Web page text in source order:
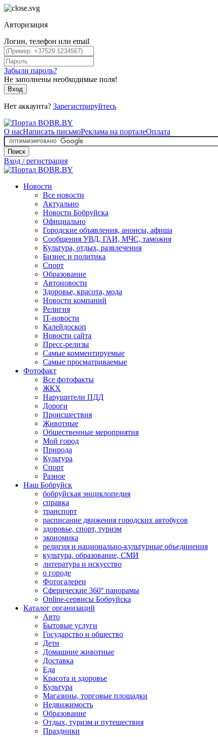
Авторизация
Логин, телефон или email
Забыли пароль?
Не заполнены необходимые поля!
Вход
Нет аккаунта? Зарегистрируйтесь
О насНаписать письмоРеклама на порталеОплата
Поиск
Вход / регистрация
Новости
Все новости
Актуально
Новости Бобруйска
Официально
Городские объявления, анонсы, афиша
Сообщения УВД, ГАИ, МЧС, таможня
Культура, отдых, развлечения
Бизнес и политика
Спорт
Образование
Автоновости
Здоровье, красота, мода
Новости компаний
Религия
IT-новости
Калейдоскоп
Новости сайта
Пресс-релизы
Самые комментируемые
Самые просматриваемые
Фотофакт
Все фотофакты
ЖКХ
Нарушители ПДД
Дороги
Происшествия
Животные
Общественные мероприятия
Мой город
Природа
Культура
Спорт
Разное
Наш Бобруйск
бобруйская энциклопедия
справка
транспорт
расписание движения городских автобусов
здоровье, спорт, туризм
экономика
религия и национально-культурные объединения
культура, образование, СМИ
литература и искусство
о городе
Фотогалереи
Сферические 360° панорамы
Online-сервисы Бобруйска
Каталог организаций
Авто
Бытовые услуги
Государство и общество
Дети
Домашние животные
Доставка
Еда
Красота и здоровье
Культура
Магазины, торговые площадки
Недвижимость
Образование
Отдых, туризм и путешествия
Праздники